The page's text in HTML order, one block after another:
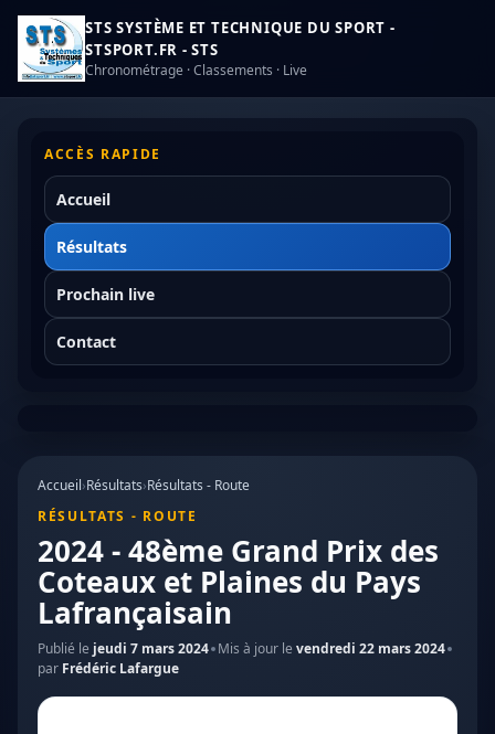
STS SYSTÈME ET TECHNIQUE DU SPORT -
STSPORT.FR - STS
Chronométrage · Classements · Live
ACCÈS RAPIDE
Accueil
Résultats
Prochain live
Contact
Accueil›Résultats›Résultats - Route
RÉSULTATS - ROUTE
2024 - 48ème Grand Prix des
Coteaux et Plaines du Pays
Lafrançaisain
Publié le jeudi 7 mars 2024 Mis à jour le vendredi 22 mars 2024
par Frédéric Lafargue